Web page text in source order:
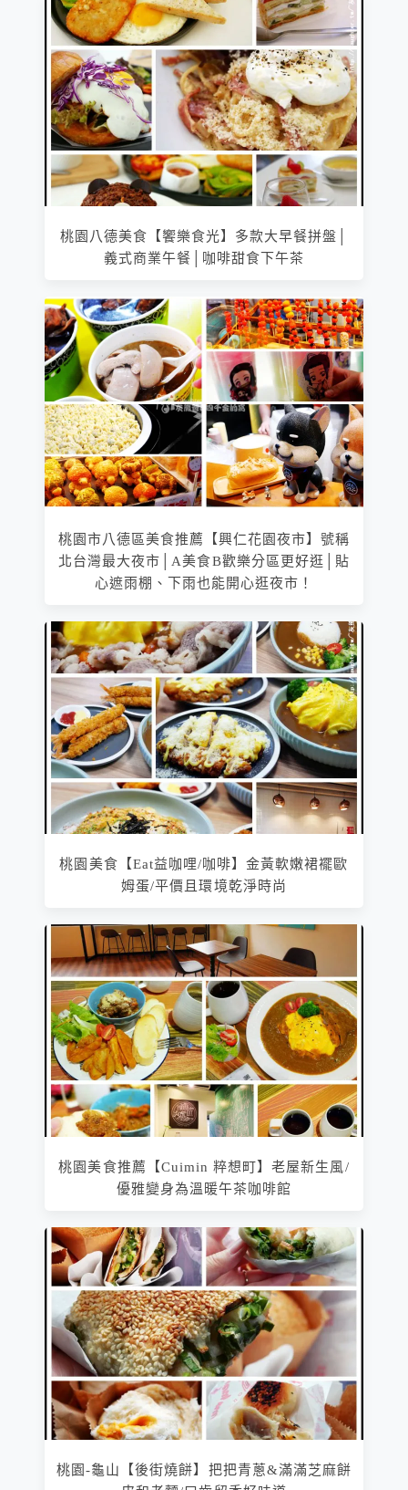
桃園八德美食【饗樂食光】多款大早餐拼盤│
義式商業午餐│咖啡甜食下午茶
桃園市八德區美食推薦【興仁花園夜市】號稱
北台灣最大夜市│A美食B歡樂分區更好逛│貼
心遮雨棚、下雨也能開心逛夜市！
桃園美食【Eat益咖哩/咖啡】金黃軟嫩裙襬歐
姆蛋/平價且環境乾淨時尚
桃園美食推薦【Cuimin 粹想町】老屋新生風/
優雅變身為溫暖午茶咖啡館
桃園-龜山【後街燒餅】把把青蔥&滿滿芝麻餅